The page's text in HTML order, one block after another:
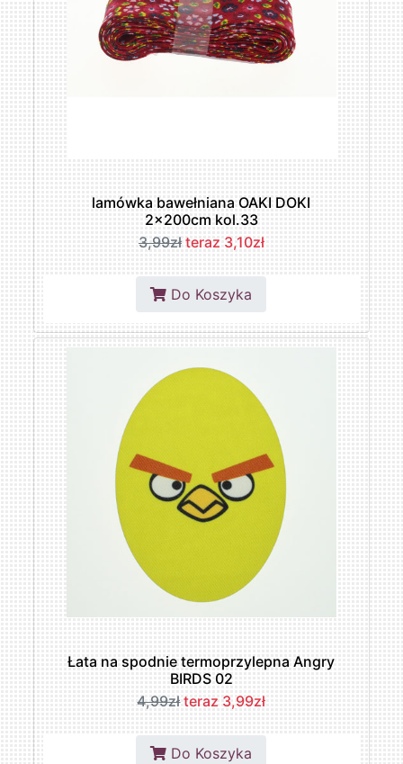
lamówka bawełniana OAKI DOKI
2x200cm kol.33
3,99zł teraz 3,10zł
Do Koszyka
Łata na spodnie termoprzylepna Angry
BIRDS 02
4,99zł teraz 3,99zł
Do Koszyka